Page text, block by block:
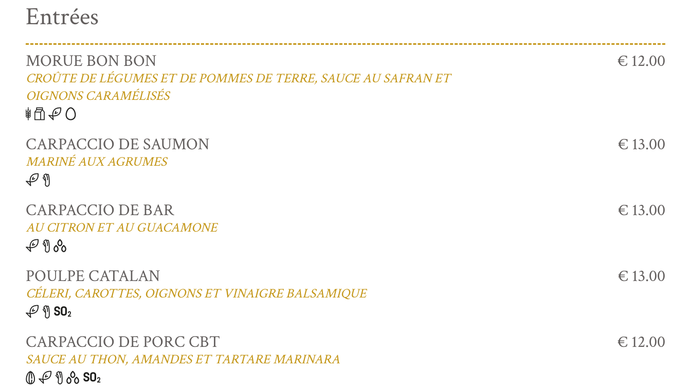
Entrées
MORUE BON BON
CROÛTE DE LÉGUMES ET DE POMMES DE TERRE, SAUCE AU SAFRAN ET
OIGNONS CARAMÉLISÉS
€ 12.00
CARPACCIO DE SAUMON
MARINÉ AUX AGRUMES
€ 13.00
CARPACCIO DE BAR
AU CITRON ET AU GUACAMONE
€ 13.00
POULPE CATALAN
CÉLERI, CAROTTES, OIGNONS ET VINAIGRE BALSAMIQUE
€ 13.00
CARPACCIO DE PORC CBT
SAUCE AU THON, AMANDES ET TARTARE MARINARA
€ 12.00